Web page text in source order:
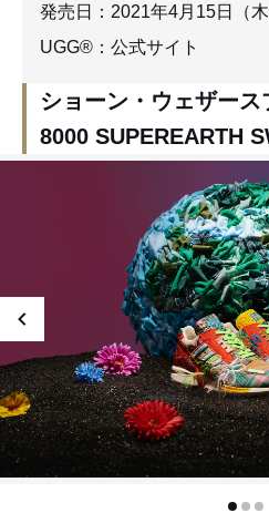
発売日：2021年4月15日（木
UGG®：公式サイト
ショーン・ウェザー
8000 SUPEREARTH